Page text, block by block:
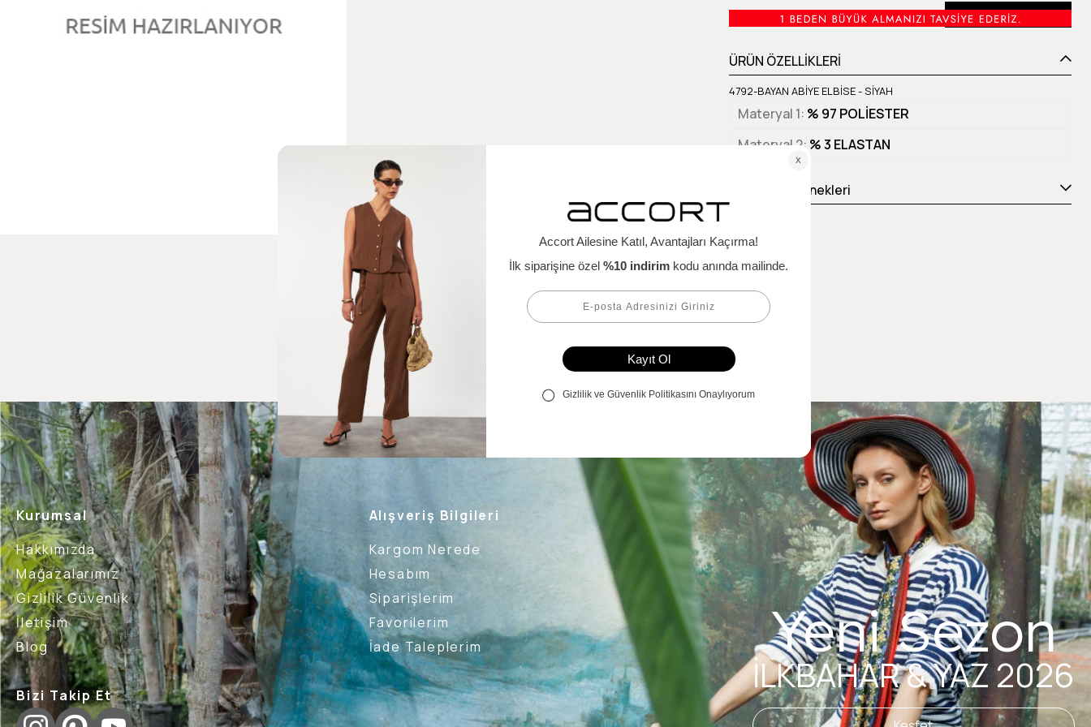
Beden Tablosu
ÜRÜN ÖZELLİKLERİ
4792-BAYAN ABİYE ELBİSE - SİYAH
Materyal 1 % 97 POLİESTER
Materyal 2 % 3 ELASTAN
Ödeme Seçenekleri
Kurumsal
Hakkımızda
Mağazalarımız
Gizlilik Güvenlik
İletişim
Blog
Alışveriş Bilgileri
Kargom Nerede
Hesabım
Siparişlerim
Favorilerim
İade Taleplerim
Bizi Takip Et
Yeni Sezon
İLKBAHAR & YAZ 2026